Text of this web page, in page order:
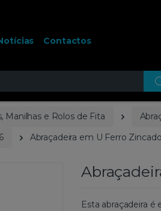
Contactos
Manilhas e Rolos de Fita
Abraçadeira em U Ferro Zincado
Esta abraçadeira